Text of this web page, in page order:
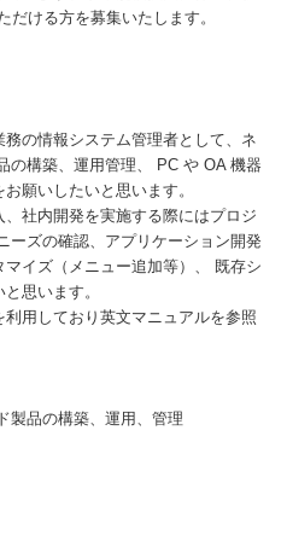
ける方を募集いたします。
の情報システム管理者として、ネ
の構築、運用管理、 PC や OA 機器
願いしたいと思います。
社内開発を実施する際にはプロジ
ーズの確認、アプリケーション開発
イズ（メニュー追加等）、 既存シ
思います。
用しており英文マニュアルを参照
製品の構築、運用、管理